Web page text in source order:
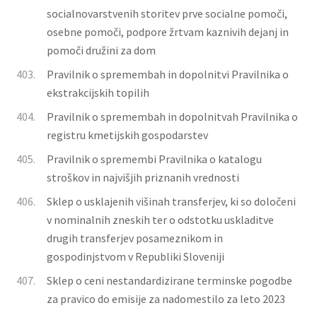
socialnovarstvenih storitev prve socialne pomoči,
osebne pomoči, podpore žrtvam kaznivih dejanj in
pomoči družini za dom
403.
Pravilnik o spremembah in dopolnitvi Pravilnika o
ekstrakcijskih topilih
404.
Pravilnik o spremembah in dopolnitvah Pravilnika o
registru kmetijskih gospodarstev
405.
Pravilnik o spremembi Pravilnika o katalogu
stroškov in najvišjih priznanih vrednosti
406.
Sklep o usklajenih višinah transferjev, ki so določeni
v nominalnih zneskih ter o odstotku uskladitve
drugih transferjev posameznikom in
gospodinjstvom v Republiki Sloveniji
407.
Sklep o ceni nestandardizirane terminske pogodbe
za pravico do emisije za nadomestilo za leto 2023